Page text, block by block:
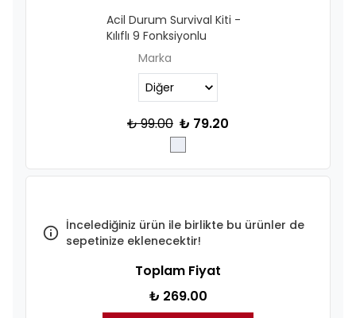
Acil Durum Survival Kiti -
Kılıflı 9 Fonksiyonlu
Marka
₺ 99.00 ₺ 79.20
İncelediğiniz ürün ile birlikte bu ürünler de
sepetinize eklenecektir!
Toplam Fiyat
₺ 269.00